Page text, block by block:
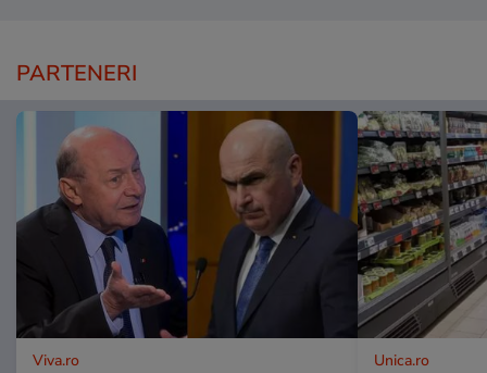
PARTENERI
Viva.ro Unica.ro